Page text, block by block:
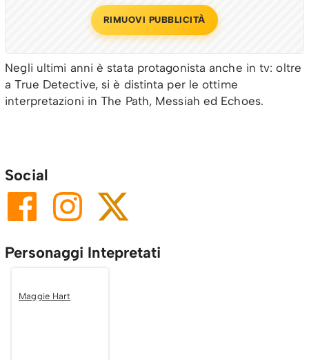
RIMUOVI PUBBLICITÀ
Negli ultimi anni è stata protagonista anche in tv: oltre
a True Detective, si è distinta per le ottime
interpretazioni in The Path, Messiah ed Echoes.
Social
Personaggi Intepretati
Maggie Hart